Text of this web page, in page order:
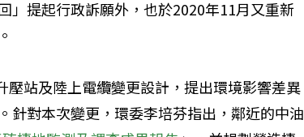
」提起行政訴願外，也於2020年11月又重新
站及陸上電纜變更設計，提出環境影響差異
針對本次變更，環委李培芬指出，鄰近的中油